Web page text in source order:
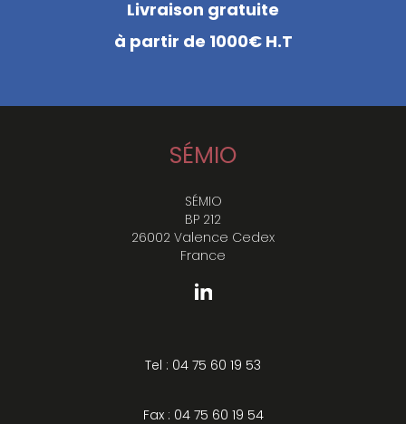
Livraison gratuite
à partir de 1000€ H.T
SÉMIO
SÉMIO
BP 212
26002 Valence Cedex
France
Tel : 04 75 60 19 53
Fax : 04 75 60 19 54